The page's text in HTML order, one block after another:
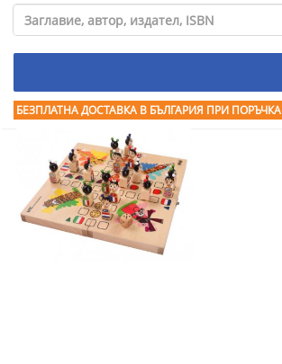
БЕЗПЛАТНА ДОСТАВКА В БЪЛГАРИЯ ПРИ ПОРЪЧКА